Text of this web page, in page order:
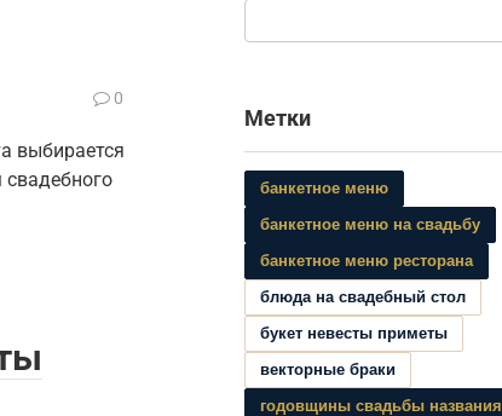
0
выбирается
Метки
банкетное меню
банкетное меню на свадьбу
банкетное меню ресторана
блюда на свадебный стол
букет невесты приметы
векторные браки
годовщины свадьбы названия